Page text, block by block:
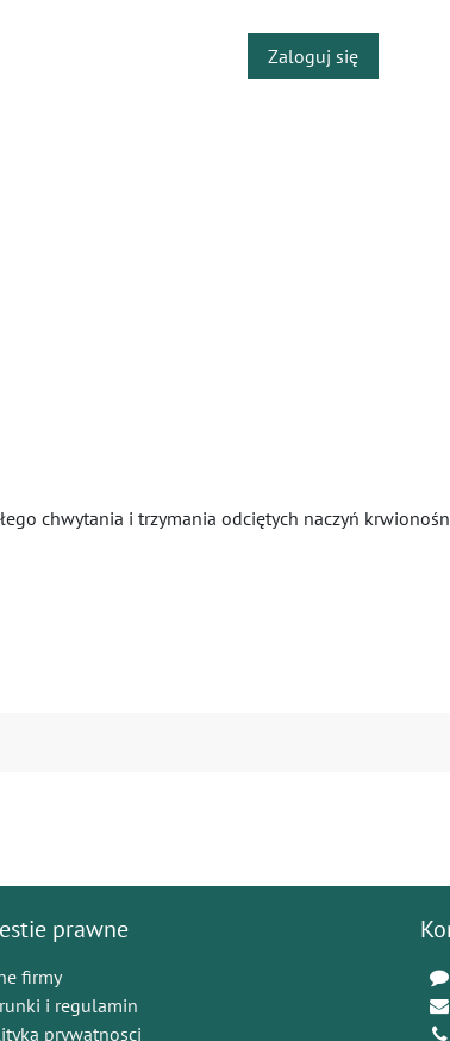
Zaloguj się
chwytania i trzymania odciętych naczyń
prawne
firmy
i regulamin
prywatnosci